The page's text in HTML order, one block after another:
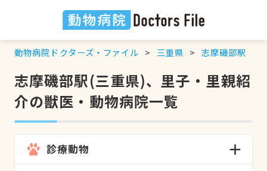
動物病院ドクターズ・ファイル 三重県 志摩磯部駅
志摩磯部駅(三重県)、里子・里親紹
介の獣医・動物病院一覧
診療動物